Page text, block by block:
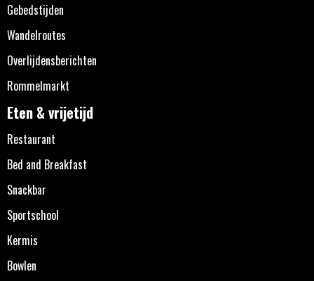
Gebedstijden
Wandelroutes
Overlijdensberichten
Rommelmarkt
Eten & vrijetijd
Restaurant
Bed and Breakfast
Snackbar
Sportschool
Kermis
Bowlen